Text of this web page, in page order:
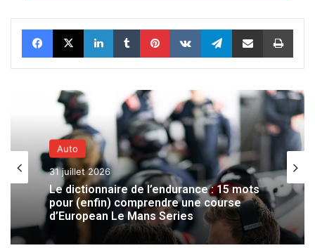
Facebook
X LinkedinTumblrPinterestVKontakteTelegramPartager par email
Auto
31 juillet 2026
Le dictionnaire de l’endurance : 15 mots
pour (enfin) comprendre une course
d’European Le Mans Series